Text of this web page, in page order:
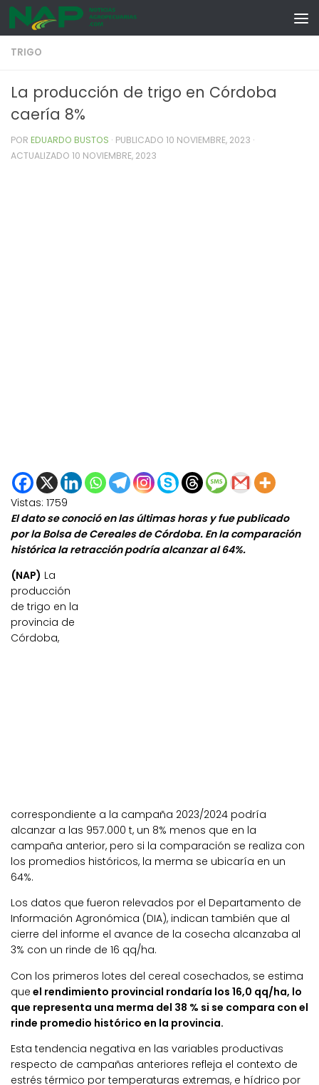
Skip to content
TRIGO
La producción de trigo en Córdoba
caería 8%
POR EDUARDO BUSTOS · PUBLICADO 10 NOVIEMBRE, 2023 ·
ACTUALIZADO 10 NOVIEMBRE, 2023
Vistas: 1759
El dato se conoció en las últimas horas y fue publicado
por la Bolsa de Cereales de Córdoba. En la comparación
histórica la retracción podría alcanzar al 64%.
(NAP) La
producción
de trigo en la
provincia de
Córdoba,
correspondiente a la campaña 2023/2024 podría
alcanzar a las 957.000 t, un 8% menos que en la
campaña anterior, pero si la comparación se realiza con
los promedios históricos, la merma se ubicaría en un
64%.
Los datos que fueron relevados por el Departamento de
Información Agronómica (DIA), indican también que al
cierre del informe el avance de la cosecha alcanzaba al
3% con un rinde de 16 qq/ha.
Con los primeros lotes del cereal cosechados, se estima
que el rendimiento provincial rondaría los 16,0 qq/ha, lo
que representa una merma del 38 % si se compara con el
rinde promedio histórico en la provincia.
Esta tendencia negativa en las variables productivas
respecto de campañas anteriores refleja el contexto de
estrés térmico por temperaturas extremas, e hídrico por